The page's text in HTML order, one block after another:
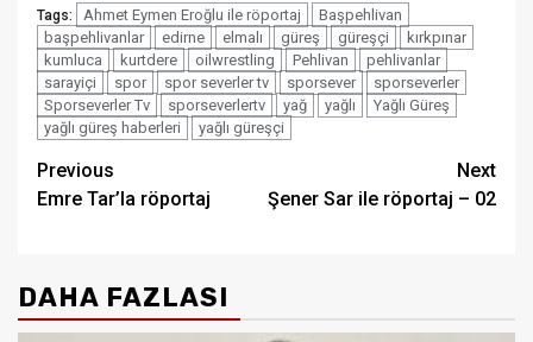
Tags: Ahmet Eymen Eroğlu ile röportaj
Başpehlivan
başpehlivanlar
edirne elmalı güreş güreşçi
kırkpınar
kumluca
kurtdere oilwrestling Pehlivan
pehlivanlar
sarayiçi
spor spor severler tv sporsever
sporseverler
Sporseverler Tv
sporseverlertv yağ yağlı
Yağlı Güreş
yağlı güreş haberleri
yağlı güreşçi
Post
navigation
Previous
Emre Tar’la röportaj
Next
Şener Sar ile röportaj – 02
DAHA FAZLASI